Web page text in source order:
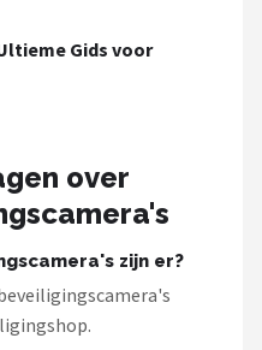
Gids voor
over
zijn er?